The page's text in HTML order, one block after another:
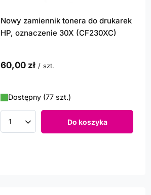
Nowy zamiennik tonera do drukarek
HP, oznaczenie 30X (CF230XC)
60,00 zł / szt.
Dostępny (77 szt.)
Ilość produktów Do koszyka